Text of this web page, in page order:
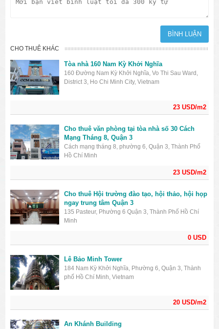
CHO THUÊ KHÁC
23 USD/m2
Tòa nhà 160 Nam Kỳ Khởi Nghĩa
160 Đường Nam Kỳ Khởi Nghĩa, Vo Thi Sau Ward,
District 3, Ho Chi Minh City, Vietnam
23 USD/m2
Cho thuê văn phòng tại tòa nhà số 30 Cách
Mạng Tháng 8, Quận 3
Cách mạng tháng 8, phường 6, Quận 3, Thành Phố
Hồ Chí Minh
0 USD
Cho thuê Hội trường đào tạo, hội thảo, hội họp
ngay trung tâm Quận 3
135 Pasteur, Phường 6 Quận 3, Thành Phố Hồ Chí
Minh
20 USD/m2
Lê Bảo Minh Tower
184 Nam Kỳ Khởi Nghĩa, Phường 6, Quận 3, Thành
phố Hồ Chí Minh, Vietnam
An Khánh Building